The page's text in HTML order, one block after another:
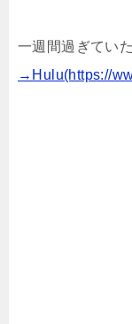
一週間過ぎてい
→Hulu(https://